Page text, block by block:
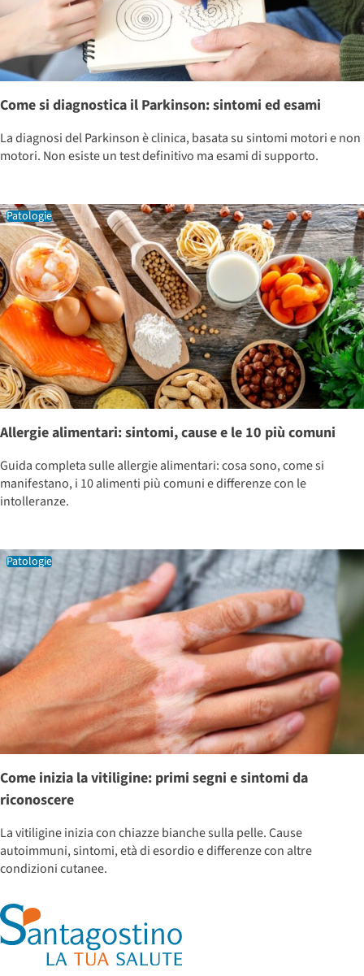
Come si diagnostica il Parkinson: sintomi ed esami
La diagnosi del Parkinson è clinica, basata su sintomi motori e non
motori. Non esiste un test definitivo ma esami di supporto.
Allergie alimentari: sintomi, cause e le 10 più comuni
Guida completa sulle allergie alimentari: cosa sono, come si
manifestano, i 10 alimenti più comuni e differenze con le
intolleranze.
Patologie
Come inizia la vitiligine: primi segni e sintomi da
riconoscere
La vitiligine inizia con chiazze bianche sulla pelle. Cause
autoimmuni, sintomi, età di esordio e differenze con altre
condizioni cutanee.
Patologie